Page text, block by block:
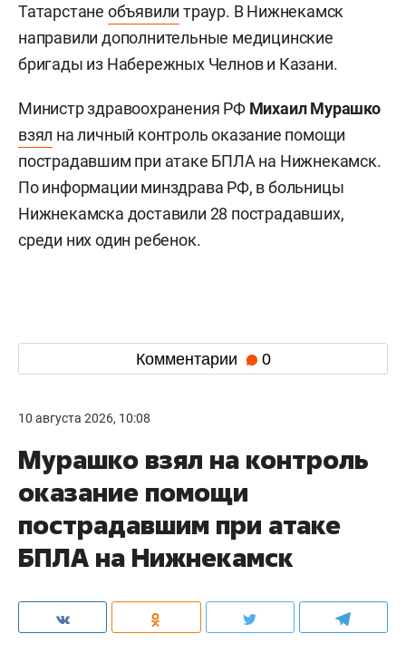
Татарстане объявили траур. В Нижнекамск
направили дополнительные медицинские
бригады из Набережных Челнов и Казани.
Министр здравоохранения РФ Михаил Мурашко
взял на личный контроль оказание помощи
пострадавшим при атаке БПЛА на Нижнекамск.
По информации минздрава РФ, в больницы
Нижнекамска доставили 28 пострадавших,
среди них один ребенок.
Комментарии 0
10 августа 2026, 10:08
Мурашко взял на контроль
оказание помощи
пострадавшим при атаке
БПЛА на Нижнекамск